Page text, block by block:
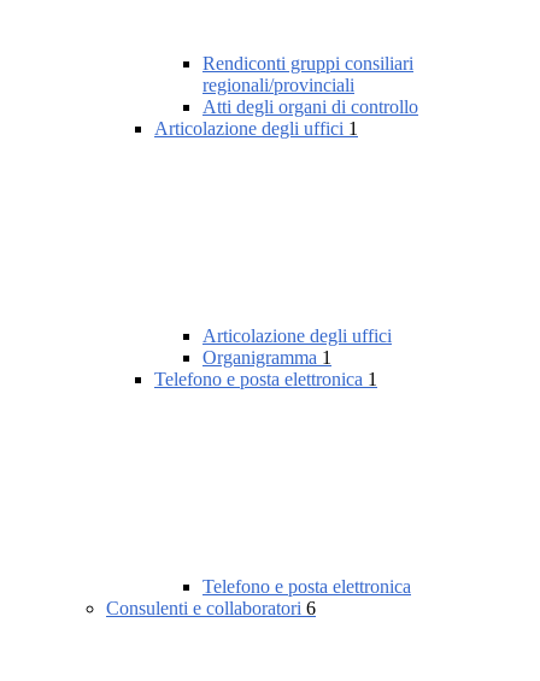
Rendiconti gruppi consiliari
regionali/provinciali
Atti degli organi di controllo
Articolazione degli uffici 1
Articolazione degli uffici
Organigramma 1
Telefono e posta elettronica 1
Telefono e posta elettronica
Consulenti e collaboratori 6